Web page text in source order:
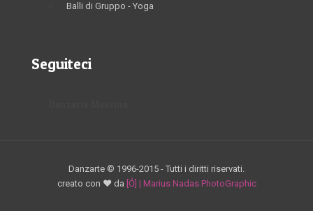
Balli di Gruppo - Yoga
Seguiteci
Danzarte © 1996-2015 - Tutti i diritti riservati.
creato con ♥ da [Ỏ] | Marius Nadas PhotoGraphic